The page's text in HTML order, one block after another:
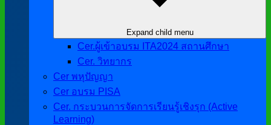
Expand child menu
Cer.ผู้เข้าอบรม ITA2024 สถานศึกษา
Cer. วิทยากร
Cer พหุปัญญา
Cer อบรม PISA
Cer. กระบวนการจัดการเรียนรู้เชิงรุก (Active
Learning)